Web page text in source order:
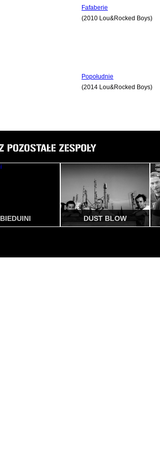
Fafaberie
(2010 Lou&Rocked Boys)
Popołudnie
(2014 Lou&Rocked Boys)
BIEDUINI DUST BLOW